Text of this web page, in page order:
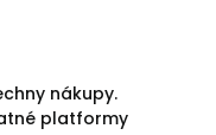
nákupy.
platformy